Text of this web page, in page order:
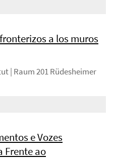
a los muros
| Raum 201 Rüdesheimer
e Vozes
Frente ao